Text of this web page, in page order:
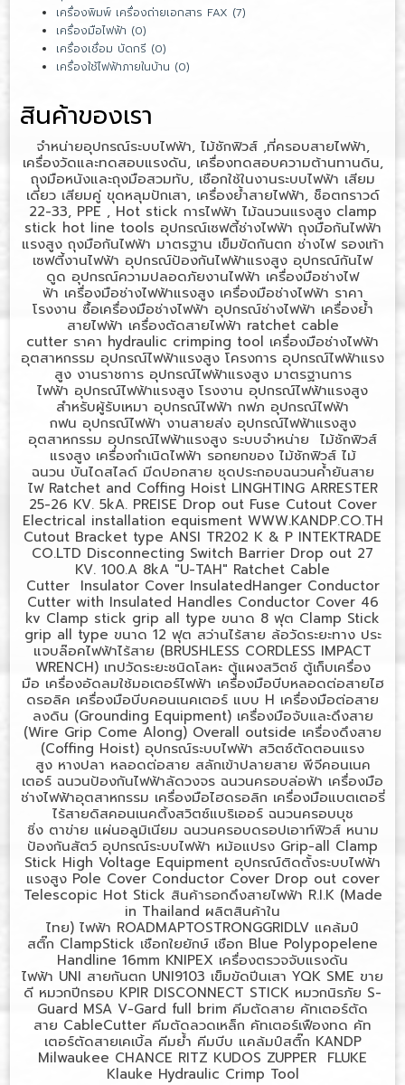
เครื่องพิมพ์ เครื่องถ่ายเอกสาร FAX (7)
เครื่องมือไฟฟ้า (0)
เครื่องเชื่อม บัดกรี (0)
เครื่องใช้ไฟฟ้าภายในบ้าน (0)
สินค้าของเรา
จำหน่ายอุปกรณ์ระบบไฟฟ้า, ไม้ชักฟิวส์ ,ที่ครอบสายไฟฟ้า,
เครื่องวัดและทดสอบแรงดัน, เครื่องทดสอบความต้านทานดิน,
ถุงมือหนังและถุงมือสวมทับ, เชือกใช้ในงานระบบไฟฟ้า เสียม
เดี่ยว เสียมคู่ ขุดหลุมปักเสา, เครื่องย้ำสายไฟฟ้า, ช็อตกราวด์
22-33, PPE , Hot stick การไฟฟ้า ไม้ฉนวนแรงสูงclamp
stick hot line tools อุปกรณ์เซฟตี้ช่างไฟฟ้า ถุงมือกันไฟฟ้า
แรงสูง ถุงมือกันไฟฟ้า มาตรฐาน เข็มขัดกันตก ช่างไฟ รองเท้า
เซฟตี้งานไฟฟ้า อุปกรณ์ป้องกันไฟฟ้าแรงสูง อุปกรณ์กันไฟ
ดูด อุปกรณ์ความปลอดภัยงานไฟฟ้า เครื่องมือช่างไฟ
ฟ้า เครื่องมือช่างไฟฟ้าแรงสูง เครื่องมือช่างไฟฟ้า ราคา
โรงงาน ซื้อเครื่องมือช่างไฟฟ้า อุปกรณ์ช่างไฟฟ้า เครื่องย้ำ
สายไฟฟ้า เครื่องตัดสายไฟฟ้า ratchet cable
cutter ราคา hydraulic crimping tool เครื่องมือช่างไฟฟ้า
อุตสาหกรรม อุปกรณ์ไฟฟ้าแรงสูง โครงการ อุปกรณ์ไฟฟ้าแรง
สูง งานราชการ อุปกรณ์ไฟฟ้าแรงสูง มาตรฐานการ
ไฟฟ้า อุปกรณ์ไฟฟ้าแรงสูง โรงงาน อุปกรณ์ไฟฟ้าแรงสูง
สำหรับผู้รับเหมา อุปกรณ์ไฟฟ้า กฟภ อุปกรณ์ไฟฟ้า
กฟน อุปกรณ์ไฟฟ้า งานสายส่ง อุปกรณ์ไฟฟ้าแรงสูง
อุตสาหกรรม อุปกรณ์ไฟฟ้าแรงสูง ระบบจำหน่าย ไม้ชักฟิวส์
แรงสูง เครื่องกำเนิดไฟฟ้า รอกยกของ ไม้ชักฟิวส์ ไม้
ฉนวน บันไดสไลด์ มีดปอกสาย ชุดประกอบฉนวนค้ำยันสาย
ไฟ Ratchet and Coffing Hoist LINGHTING ARRESTER
25-26 KV. 5kA. PREISE Drop out Fuse Cutout Cover
Electrical installation equisment WWW.KANDP.CO.TH
Cutout Bracket type ANSI TR202 K & P INTEKTRADE
CO.LTD Disconnecting Switch Barrier Drop out 27
KV. 100.A 8kA "U-TAH" Ratchet Cable
Cutter Insulator Cover InsulatedHanger Conductor
Cutter with Insulated Handles Conductor Cover 46
kv Clamp stick grip all type ขนาด 8 ฟุต Clamp Stick
grip all type ขนาด 12 ฟุต สว่านไร้สาย ล้อวัดระยะทาง ประ
แจบล๊อคไฟฟ้าไร้สาย (BRUSHLESS CORDLESS IMPACT
WRENCH) เทปวัดระยะชนิดโลหะ ตู้แผงสวิตช์ ตู้เก็บเครื่อง
มือ เครื่องอัดลมใช้มอเตอร์ไฟฟ้า เครื่องมือบีบหลอดต่อสายไฮ
ดรอลิค เครื่องมือบีบคอนเนคเตอร์ แบบ H เครื่องมือต่อสาย
ลงดิน (Grounding Equipment) เครื่องมือจับและดึงสาย
(Wire Grip Come Along) Overall outside เครื่องดึงสาย
(Coffing Hoist) อุปกรณ์ระบบไฟฟ้า สวิตซ์ตัดตอนแรง
สูง หางปลา หลอดต่อสาย สลักเข้าปลายสาย พีจีคอนเนค
เตอร์ ฉนวนป้องกันไฟฟ้าลัดวงจร ฉนวนครอบล่อฟ้า เครื่องมือ
ช่างไฟฟ้าอุตสาหกรรม เครื่องมือไฮดรอลิก เครื่องมือแบตเตอรี่
ไร้สายดิสคอนเนคติ้งสวิตซ์แบริเออร์ ฉนวนครอบบุช
ชิ่ง ตาข่าย แผ่นอลูมิเนียม ฉนวนครอบดรอปเอาท์ฟิวส์ หนาม
ป้องกันสัตว์ อุปกรณ์ระบบไฟฟ้า หม้อแปรง Grip-all Clamp
Stick High Voltage Equipment อุปกรณ์ติดตั้งระบบไฟฟ้า
แรงสูง Pole Cover Conductor Cover Drop out cover
Telescopic Hot Stick สินค้ารอกดึงสายไฟฟ้า R.I.K (Made
in Thailand ผลิตสินค้าใน
ไทย) ไฟฟ้า ROADMAPTOSTRONGGRIDLV แคล้มป์
สติ๊ก ClampStick เชือกใยยักษ์ เชือก Blue Polypopelene
Handline 16mm KNIPEX เครื่องตรวจจับแรงดัน
ไฟฟ้า UNI สายกันตก UNI9103 เข็มขัดปีนเสา YQK SME ขาย
ดี หมวกปีกรอบ KPIR DISCONNECT STICK หมวกนิรภัย S-
Guard MSA V-Gard full brim คีมตัดสาย คัทเตอร์ตัด
สาย CableCutter คีมตัดลวดเหล็ก คัทเตอร์เฟืองทด คัท
เตอร์ตัดสายเคเบิ้ล คีมย้ำ คีมบีบ แคล้มป์สติ๊ก KANDP
Milwaukee CHANCE RITZ KUDOS ZUPPER FLUKE
Klauke Hydraulic Crimp Tool